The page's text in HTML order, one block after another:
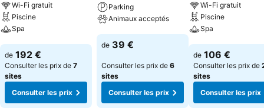
Wi-Fi gratuit
Piscine
Spa
Consulter les prix
de 192 €
Consulter les prix de 7
sites
Consulter les prix
Parking
Animaux acceptés
Consulter les prix
de 39 €
Consulter les prix de 6
sites
Consulter les prix
Wi-Fi gratuit
Piscine
Spa
Consulter les
de 106 €
Consulter les prix de
sites
Consulter les prix